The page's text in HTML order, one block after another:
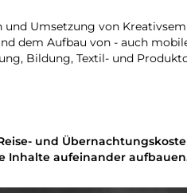
Umsetzung von
dem Aufbau von - auch
Bildung, Textil- und
und
Inhalte aufeinander